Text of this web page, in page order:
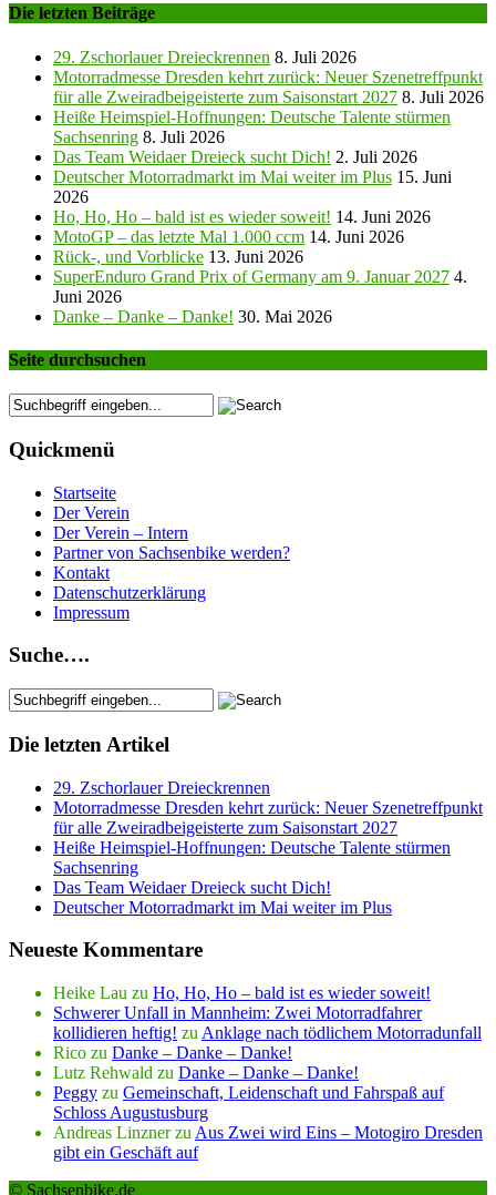
Die letzten Beiträge
29. Zschorlauer Dreieckrennen 8. Juli 2026
Motorradmesse Dresden kehrt zurück: Neuer Szenetreffpunkt
für alle Zweiradbeigeisterte zum Saisonstart 2027 8. Juli 2026
Heiße Heimspiel-Hoffnungen: Deutsche Talente stürmen
Sachsenring 8. Juli 2026
Das Team Weidaer Dreieck sucht Dich! 2. Juli 2026
Deutscher Motorradmarkt im Mai weiter im Plus 15. Juni
2026
Ho, Ho, Ho – bald ist es wieder soweit! 14. Juni 2026
MotoGP – das letzte Mal 1.000 ccm 14. Juni 2026
Rück-, und Vorblicke 13. Juni 2026
SuperEnduro Grand Prix of Germany am 9. Januar 2027 4.
Juni 2026
Danke – Danke – Danke! 30. Mai 2026
Seite durchsuchen
Quickmenü
Startseite
Der Verein
Der Verein – Intern
Partner von Sachsenbike werden?
Kontakt
Datenschutzerklärung
Impressum
Suche….
Die letzten Artikel
29. Zschorlauer Dreieckrennen
Motorradmesse Dresden kehrt zurück: Neuer Szenetreffpunkt
für alle Zweiradbeigeisterte zum Saisonstart 2027
Heiße Heimspiel-Hoffnungen: Deutsche Talente stürmen
Sachsenring
Das Team Weidaer Dreieck sucht Dich!
Deutscher Motorradmarkt im Mai weiter im Plus
Neueste Kommentare
Heike Lau zu Ho, Ho, Ho – bald ist es wieder soweit!
Schwerer Unfall in Mannheim: Zwei Motorradfahrer
kollidieren heftig! zu Anklage nach tödlichem Motorradunfall
Rico zu Danke – Danke – Danke!
Lutz Rehwald zu Danke – Danke – Danke!
Peggy zu Gemeinschaft, Leidenschaft und Fahrspaß auf
Schloss Augustusburg
Andreas Linznerzu Aus Zwei wird Eins – Motogiro Dresden
gibt ein Geschäft auf
© Sachsenbike.de